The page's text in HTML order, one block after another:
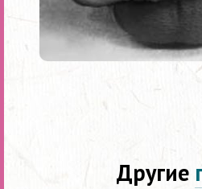
Другие